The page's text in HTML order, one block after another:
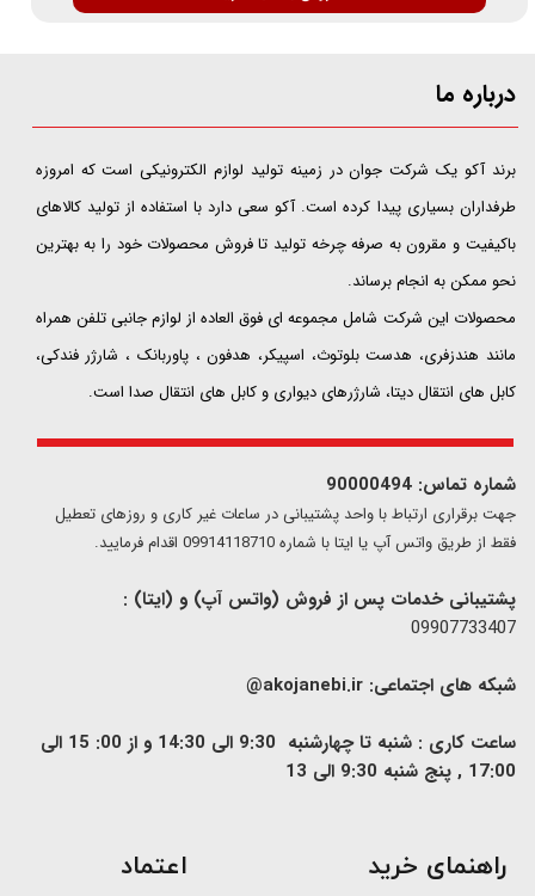
درباره ما
​​​​​​​برند آکو یک شرکت جوان در زمینه تولید لوازم الکترونیکی است که امروزه
طرفداران بسیاری پیدا کرده است. آکو سعی دارد با استفاده از تولید کالاهای
باکیفیت و مقرون به صرفه چرخه تولید تا فروش محصولات خود را به بهترین
نحو ممکن به انجام برساند.
محصولات این شرکت شامل مجموعه ای فوق العاده از لوازم جانبی تلفن همراه
مانند هندزفری، هدست بلوتوث، اسپیکر، هدفون ، پاوربانک ، شارژر فندکی،
کابل های انتقال دیتا، شارژرهای دیواری و کابل های انتقال صدا است.
شماره تماس: 90000494
​​جهت برقراری ارتباط با واحد پشتیبانی در ساعات غیر کاری و روزهای تعطیل
فقط از طریق واتس آپ یا ایتا با شماره 09914118710 اقدام فرمایید.
پشتیبانی خدمات پس از فروش (واتس آپ) و (ایتا) :
09907733407
شبکه های اجتماعی: akojanebi.ir@
ساعت کاری : شنبه تا چهارشنبه 9:30 الی 14:30 و از 00: 15 الی
17:00 , پنج شنبه 9:30 الی 13
​راهنمای خرید اعتماد